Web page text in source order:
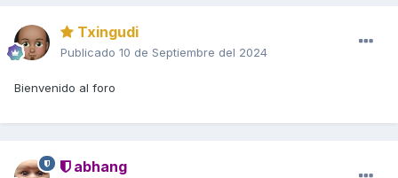
Txingudi
Publicado 10 de Septiembre del 2024
Bienvenido al foro
abhang